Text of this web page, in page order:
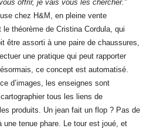
offrir, je vais vous les chercher.”
chez H&M, en pleine vente
théorème de Cristina Cordula, qui
être assorti à une paire de chaussures,
une pratique qui peut rapporter
ce concept est automatisé.
d’images, les enseignes sont
tous les liens de
produits. Un jean fait un flop ? Pas de
une tenue phare. Le tour est joué, et